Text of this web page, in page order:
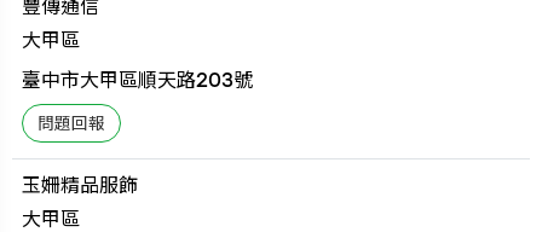
豐傳通信
大甲區
臺中市大甲區順天路203號
玉姍精品服飾
大甲區